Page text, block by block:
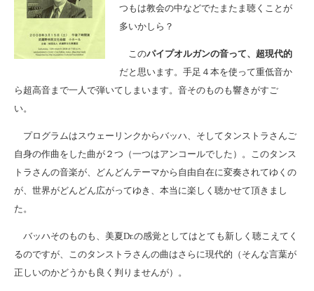
つもは教会の中などでたまたま聴くことが
多いかしら？
このパイプオルガンの音って、超現代的
だと思います。手足４本を使って重低音か
ら超高音まで一人で弾いてしまいます。音そのものも響きがすご
い。
プログラムはスウェーリンクからバッハ、そしてタンストラさんご
自身の作曲をした曲が２つ（一つはアンコールでした）。このタンス
トラさんの音楽が、どんどんテーマから自由自在に変奏されてゆくの
が、世界がどんどん広がってゆき、本当に楽しく聴かせて頂きまし
た。
バッハそのものも、美夏Dr.の感覚としてはとても新しく聴こえてく
るのですが、このタンストラさんの曲はさらに現代的（そんな言葉が
正しいのかどうかも良く判りませんが）。